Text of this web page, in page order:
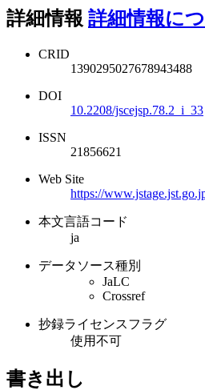
詳細情報 詳細情報に
CRID
1390295027678943488
DOI
10.2208/jscejsp.78.2_i_33
ISSN
21856621
Web Site
https://
本文言語コード
ja
データソース種別
JaLC
Crossref
抄録ライセンスフラグ
使用不可
書き出し